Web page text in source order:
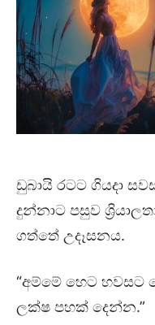
ඩුබායි රටට ගියදා
දුන්නාට පසුව
ගත්තේ උදෑසනය.
“අම්මේ හෙට හවසට
ලක්ෂ පහක් දෙන්න.”